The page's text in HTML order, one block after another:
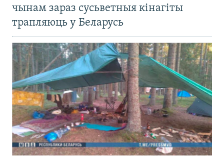
чынам зараз сусьветныя кінагіты
трапляюць у Беларусь